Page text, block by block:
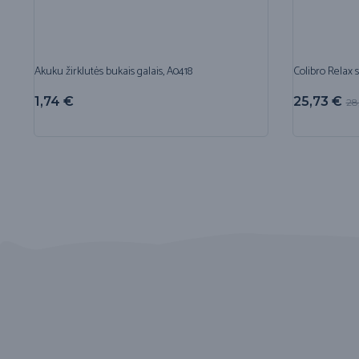
Akuku žirklutės bukais galais, A0418
1,74 €
Colibro Relax
25,73 €